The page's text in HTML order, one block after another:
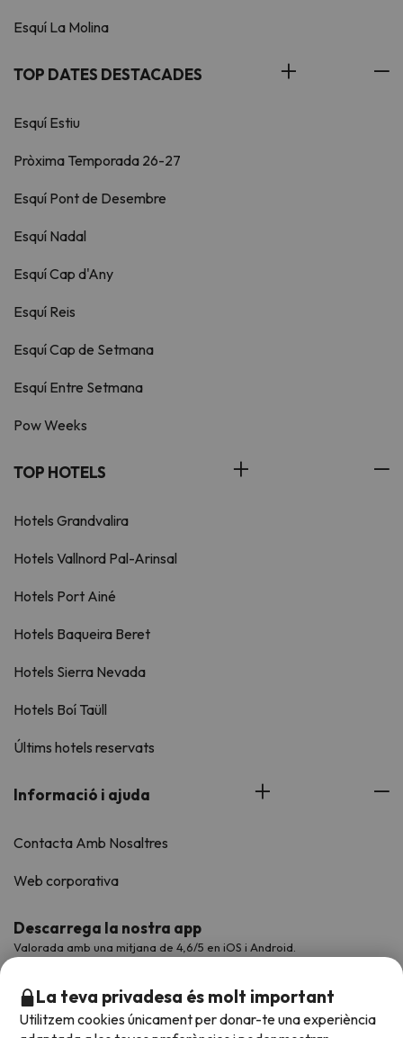
Esquí La Molina
TOP DATES DESTACADES
Esquí Estiu
Pròxima Temporada 26-27
Esquí Pont de Desembre
Esquí Nadal
Esquí Cap d'Any
Esquí Reis
Esquí Cap de Setmana
Esquí Entre Setmana
Pow Weeks
TOP HOTELS
Hotels Grandvalira
Hotels Vallnord Pal-Arinsal
Hotels Port Ainé
Hotels Baqueira Beret
Hotels Sierra Nevada
Hotels Boí Taüll
Últims hotels reservats
Informació i ajuda
Contacta Amb Nosaltres
Web corporativa
Descarrega la nostra app
Valorada amb una mitjana de 4,6/5 en iOS i Android.
La teva privadesa és molt important
Utilitzem cookies únicament per donar-te una experiència